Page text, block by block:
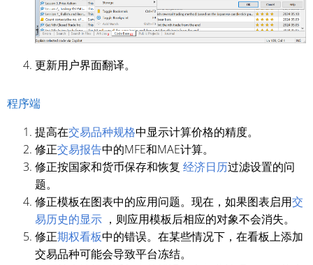
更新用户界面翻译。
程序端
提高在交易品种规格中显示计算价格的精度。
修正交易报告中的MFE和MAE计算。
修正按国家和货币保存和恢复 经济日历过滤设置的问
题。
修正模板在图表中的应用问题。现在，如果图表启用交
易历史的显示 ，则应用模板后相应的对象不会消失。
修正期权看板中的错误。在某些情况下，在看板上添加
交易品种可能会导致平台冻结。